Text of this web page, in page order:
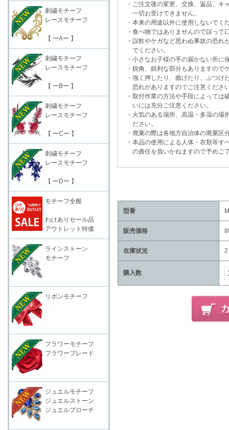
・ご注文後の変更、交換、返品、キ
一切お受けできません。
・本来の用途以外に使用しないでく
・食べ物ではありませんので誤って
・誤飲やケガなど思わぬ事故の恐れ
でください。
・小さなお子様の手の届かない所に
・鋭角、鋭利な部分もありますので
・強く押したり、曲げたり、ぶつけ
恐れがありますのでご注意くださ
・取付作業の方法や手段によっては
いには充分ご注意ください。
・火気のある場所、高温・多湿の場
ださい。
・廃棄の際は各地方自治体の廃棄区
・本品の使用による人体・衣類等す
の責任を負いかねますので予めご
型番
販売価格
在庫状況 2
購入数
刺繍モチーフ
レースモチーフ
【 ーAー 】
刺繍モチーフ
レースモチーフ
【 ーBー 】
刺繍モチーフ
レースモチーフ
【 ーCー 】
刺繍モチーフ
レースモチーフ
【 ーDー 】
モチーフ全般
わけありセール品
アウトレット特価
ラインストーン
モチーフ
リボンモチーフ
フラワーモチーフ
フラワーブレード
ジュエルモチーフ
ジュエルストーン
ジュエルブローチ